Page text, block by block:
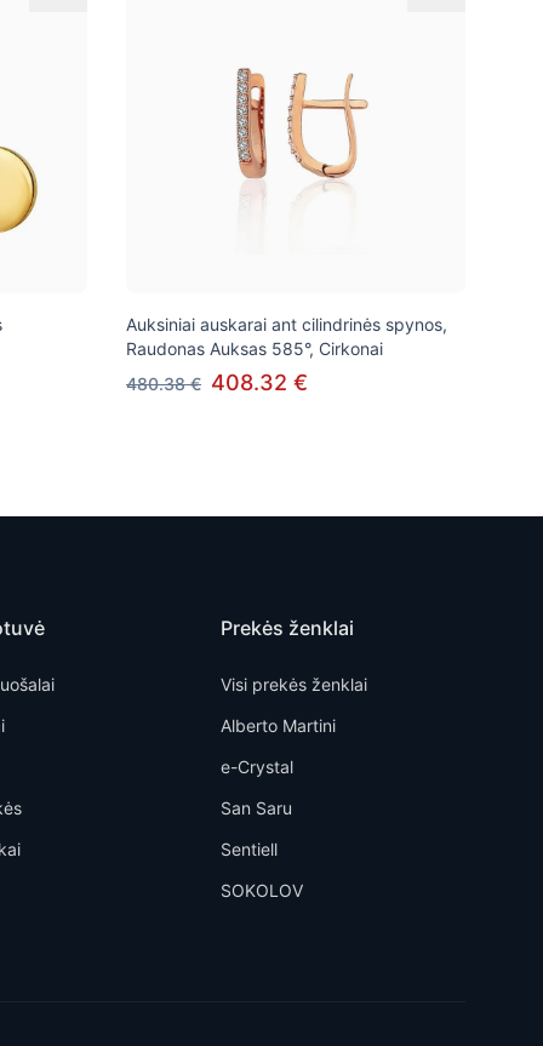
Auksiniai auskarai ant cilindrinės spynos,
Raudonas Auksas 585°, Cirkonai
480.38 € 408.32 €
Prekės ženklai
Visi prekės ženklai
Alberto Martini
e-Crystal
San Saru
Sentiell
SOKOLOV